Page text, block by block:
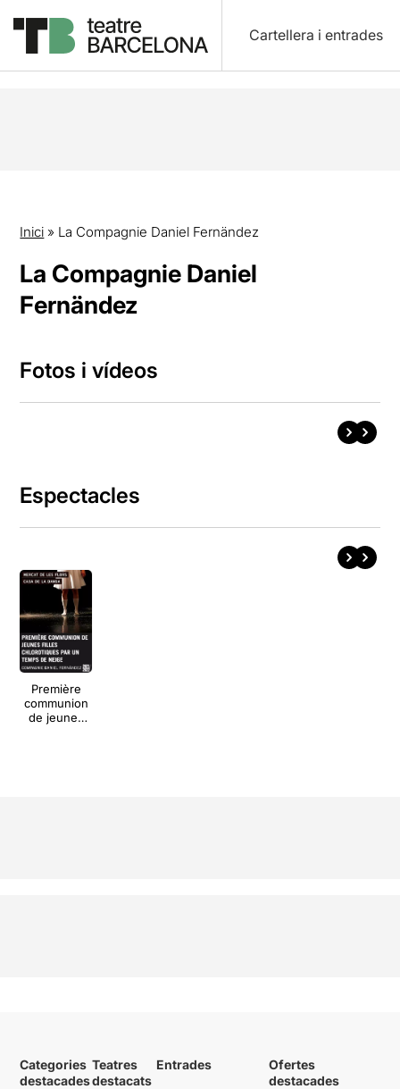
Cartellera i entrades
Inici » La Compagnie Daniel Fernändez
La Compagnie Daniel
Fernändez
Fotos i vídeos
Espectacles
Première
communion
de jeunes
Categories
destacades
Teatres
destacats
Entrades
Ofertes
destacades